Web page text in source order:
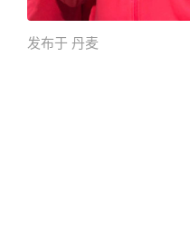
发布于 丹麦